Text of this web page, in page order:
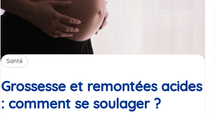
Santé
Grossesse et remontées acides
: comment se soulager ?Article